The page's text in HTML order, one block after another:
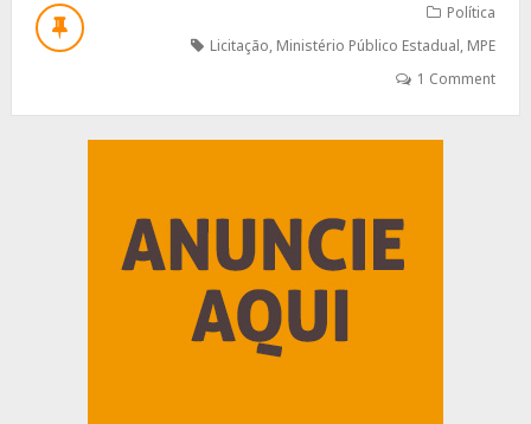
O
Política
Licitação, Ministério Público Estadual, MPE
1 Comment